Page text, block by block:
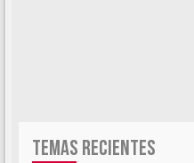
TEMAS RECIENTES